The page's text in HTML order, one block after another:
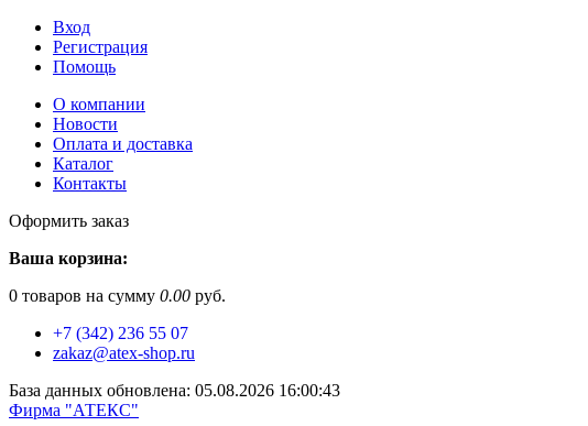
Вход
Регистрация
Помощь
О компании
Новости
Оплата и доставка
Каталог
Контакты
Оформить заказ
Ваша корзина:
0 товаров на сумму 0.00 руб.
+7 (342) 236 55 07
zakaz@atex-shop.ru
База данных обновлена: 05.08.2026 16:00:43
Фирма "АТЕКС"